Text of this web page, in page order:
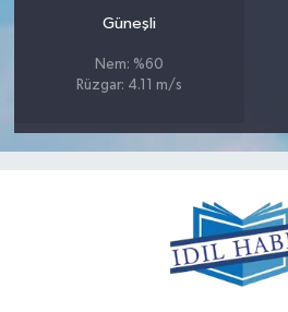
Güneşli
Nem: %60
Rüzgar: 4.11 m/s